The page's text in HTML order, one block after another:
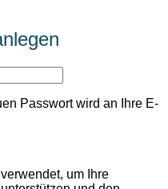
Passwort wird an Ihre E-
um Ihre